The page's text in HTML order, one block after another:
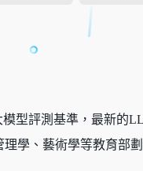
型評測基準，最新的
學、藝術學等教育部